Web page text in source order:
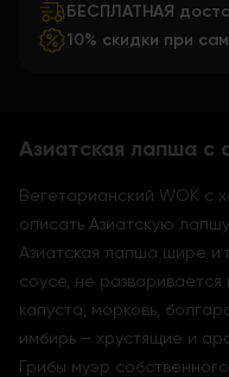
БЕСПЛАТНАЯ
10% скидки при
Азиатская лапша с
Вегетарианский WOK с
описать Азиатскую
Азиатская лапша шире и
соусе, не
капуста, морковь,
имбирь – хрустящие и
Грибы муэр